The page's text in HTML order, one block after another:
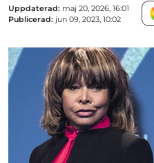
Uppdaterad: maj 20, 2026, 16:01
Publicerad: jun 09, 2023, 10:02